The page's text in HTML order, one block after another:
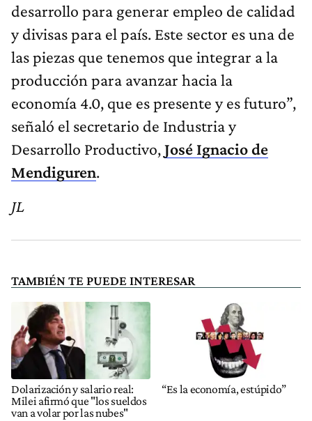
desarrollo para generar empleo de calidad
y divisas para el país. Este sector es una de
las piezas que tenemos que integrar a la
producción para avanzar hacia la
economía 4.0, que es presente y es futuro”,
señaló el secretario de Industria y
Desarrollo Productivo,José Ignacio de
Mendiguren.
JL
TAMBIÉN TE PUEDE INTERESAR
Dolarización y salario real:
Milei afirmó que "los sueldos
van a volar por las nubes"
“Es la economía, estúpido”